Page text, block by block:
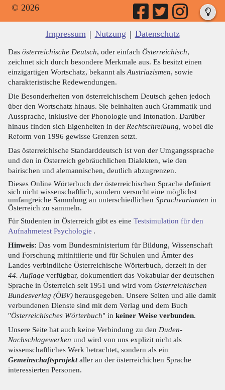
© 2026
Impressum | Nutzung | Datenschutz
Das österreichische Deutsch, oder einfach Österreichisch,
zeichnet sich durch besondere Merkmale aus. Es besitzt einen
einzigartigen Wortschatz, bekannt als Austriazismen, sowie
charakteristische Redewendungen.
Die Besonderheiten von österreichischem Deutsch gehen jedoch
über den Wortschatz hinaus. Sie beinhalten auch Grammatik und
Aussprache, inklusive der Phonologie und Intonation. Darüber
hinaus finden sich Eigenheiten in der Rechtschreibung, wobei die
Reform von 1996 gewisse Grenzen setzt.
Das österreichische Standarddeutsch ist von der Umgangssprache
und den in Österreich gebräuchlichen Dialekten, wie den
bairischen und alemannischen, deutlich abzugrenzen.
Dieses Online Wörterbuch der österreichischen Sprache definiert
sich nicht wissenschaftlich, sondern versucht eine möglichst
umfangreiche Sammlung an unterschiedlichen Sprachvarianten in
Österreich zu sammeln.
Für Studenten in Österreich gibt es eine Testsimulation für den
Aufnahmetest Psychologie .
Hinweis: Das vom Bundesministerium für Bildung, Wissenschaft
und Forschung mitinitiierte und für Schulen und Ämter des
Landes verbindliche Österreichische Wörterbuch, derzeit in der
44. Auflage verfügbar, dokumentiert das Vokabular der deutschen
Sprache in Österreich seit 1951 und wird vom Österreichischen
Bundesverlag (ÖBV) herausgegeben. Unsere Seiten und alle damit
verbundenen Dienste sind mit dem Verlag und dem Buch
"Österreichisches Wörterbuch" in keiner Weise verbunden.
Unsere Seite hat auch keine Verbindung zu den Duden-
Nachschlagewerken und wird von uns explizit nicht als
wissenschaftliches Werk betrachtet, sondern als ein
Gemeinschaftsprojektaller an der österreichichen Sprache
interessierten Personen.